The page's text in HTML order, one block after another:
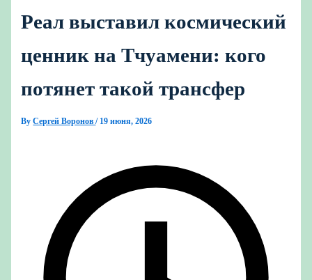
Реал выставил космический
ценник на Тчуамени: кого
потянет такой трансфер
ByСергей Воронов/ 19 июня, 2026